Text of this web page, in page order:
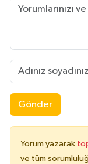
Gönder
Yorum yazarak
ve tüm